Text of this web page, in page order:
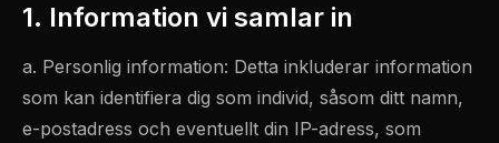
1. Information vi samlar in
a. Personlig information: Detta inkluderar information
som kan identifiera dig som individ, såsom ditt namn,
e-postadress och eventuellt din IP-adress, som